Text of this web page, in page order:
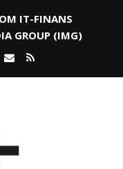
OM IT-FINANS
GROUP (IMG)